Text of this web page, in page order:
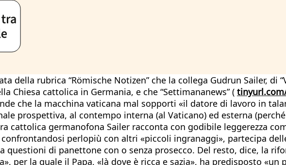
della rubrica “Römische Notizen” che la collega Gudrun Sailer, di
Chiesa cattolica in Germania, e che “Settimananews” (
che la macchina vaticana mal sopporti «il datore di lavoro in
prospettiva, al contempo interna (al Vaticano) ed esterna
cattolica germanofona Sailer racconta con godibile leggerezza
confrontandosi perlopiù con altri «piccoli ingranaggi», partecipa
questioni di panettone con o senza prosecco. Del resto, dice, la
per la quale il Papa, «là dove è ricca e sazia», ha predisposto